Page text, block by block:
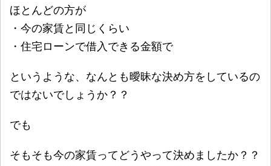
ほとんどの方が
・今の家賃と同じくらい
・住宅ローンで借入できる金額で
というような、なんとも曖昧な決め方をしているの
ではないでしょうか？？
でも
そもそも今の家賃ってどうやって決めましたか？？